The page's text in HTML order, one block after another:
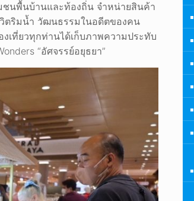
นพื้นบ้านและท้องถิ่น จำหน่ายสินค้า
ตริมน้ำ วัฒนธรรมในอดีตของคน
เที่ยวทุกท่านได้เก็บภาพความประทับ
“อัศจรรย์อยุธยา”